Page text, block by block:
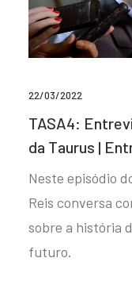
22/03/2022
TASA4:
da Taurus |
Neste episódio
Reis conversa
sobre a história
futuro.